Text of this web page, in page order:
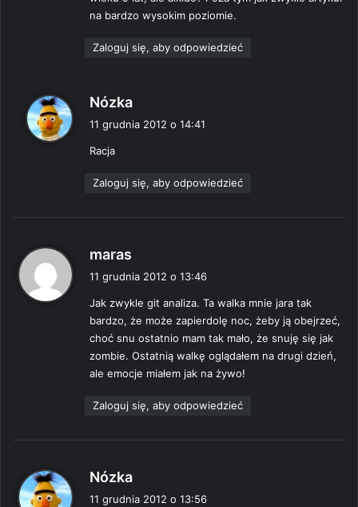
:
na bardzo wysokim poziomie.
Zaloguj się, aby odpowiedzieć
Nózka
i
:
11 grudnia 2012 o 14:41
Racja
Zaloguj się, aby odpowiedzieć
maras
i
z
e
:
11 grudnia 2012 o 13:46
Jak zwykle git analiza. Ta walka mnie jara tak
bardzo, że może zapierdolę noc, żeby ją obejrzeć,
choć snu ostatnio mam tak mało, że snuję się jak
zombie. Ostatnią walkę oglądałem na drugi dzień,
ale emocje miałem jak na żywo!
Zaloguj się, aby odpowiedzieć
Nózka
i
11 grudnia 2012 o 13:56